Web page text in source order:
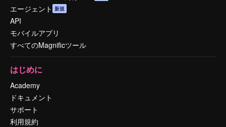
エージェント 新規
API
モバイルアプリ
すべてのMagnificツール
はじめに
Academy
ドキュメント
サポート
利用規約